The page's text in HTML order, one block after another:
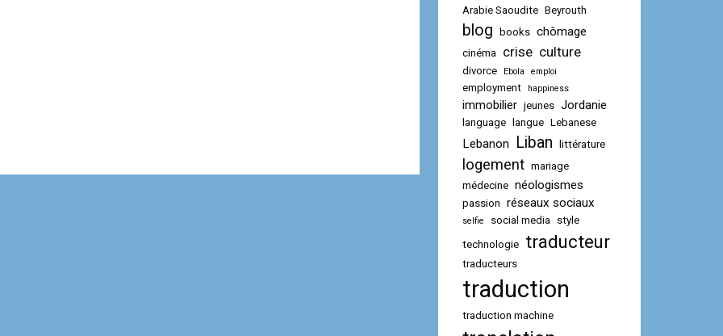
Arabie Saoudite Beyrouth
blog books chômage
cinéma crise culture
divorce Ebola emploi
employment happiness
immobilier jeunes Jordanie
language langue Lebanese
Lebanon Liban littérature
logement mariage
médecine néologismes
passion réseaux sociaux
selfie social media style
technologie traducteur
traducteurs
traduction
traduction machine